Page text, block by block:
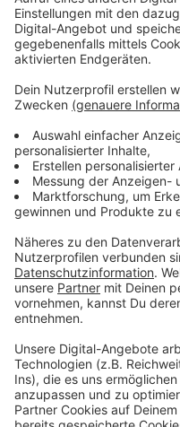
O.-Phase einzuziehen,
nötig sein.
Anpfiff der Partie im
(25.11.) um 21 Uhr.
Anzeige
Anzeige
Leverkusen:
Wanderausstellung zu
Kontrollen in